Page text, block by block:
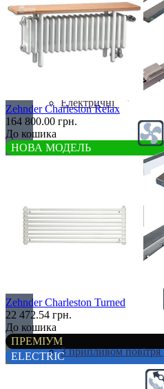
Вузькі (200 мм)
Електричні
З припливом повітря
Zehnder Charleston Relax
164 800.00 грн.
До кошика
НОВА МОДЕЛЬ
Zehnder Charleston Turned
22 472.54 грн.
До кошика
ПРЕМІУМ
ELECTRIC